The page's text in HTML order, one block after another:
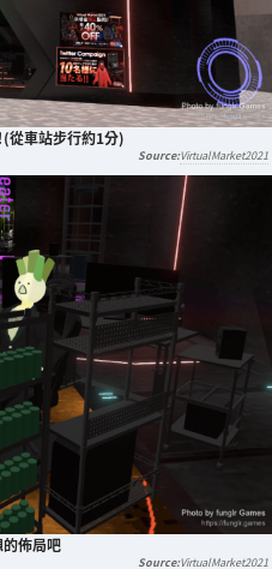
(從車站步行約1分)
VirtualMarket2021
的佈局吧
VirtualMarket2021